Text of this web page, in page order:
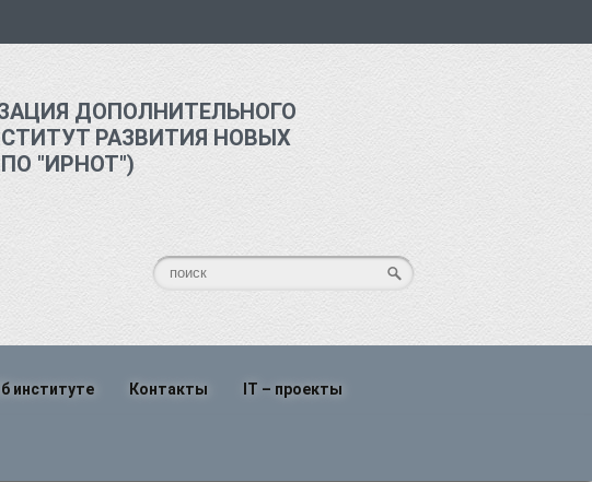
ДОПОЛНИТЕЛЬНОГО
РАЗВИТИЯ НОВЫХ
"ИРНОТ")
институте Контакты IT – проекты